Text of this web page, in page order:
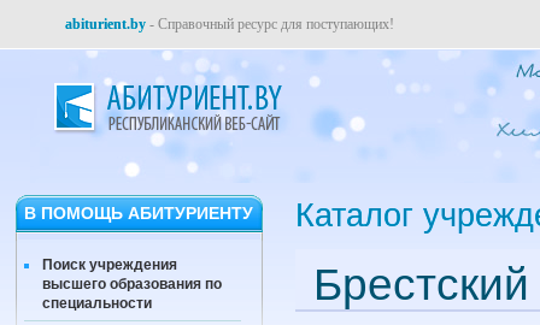
abiturient.by - Справочный ресурс для поступающих!
В ПОМОЩЬ АБИТУРИЕНТУ
Поиск учреждения
высшего образования по
специальности
Каталог